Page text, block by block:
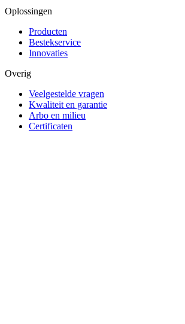
Oplossingen
Producten
Bestekservice
Innovaties
Overig
Veelgestelde vragen
Kwaliteit en garantie
Arbo en milieu
Certificaten